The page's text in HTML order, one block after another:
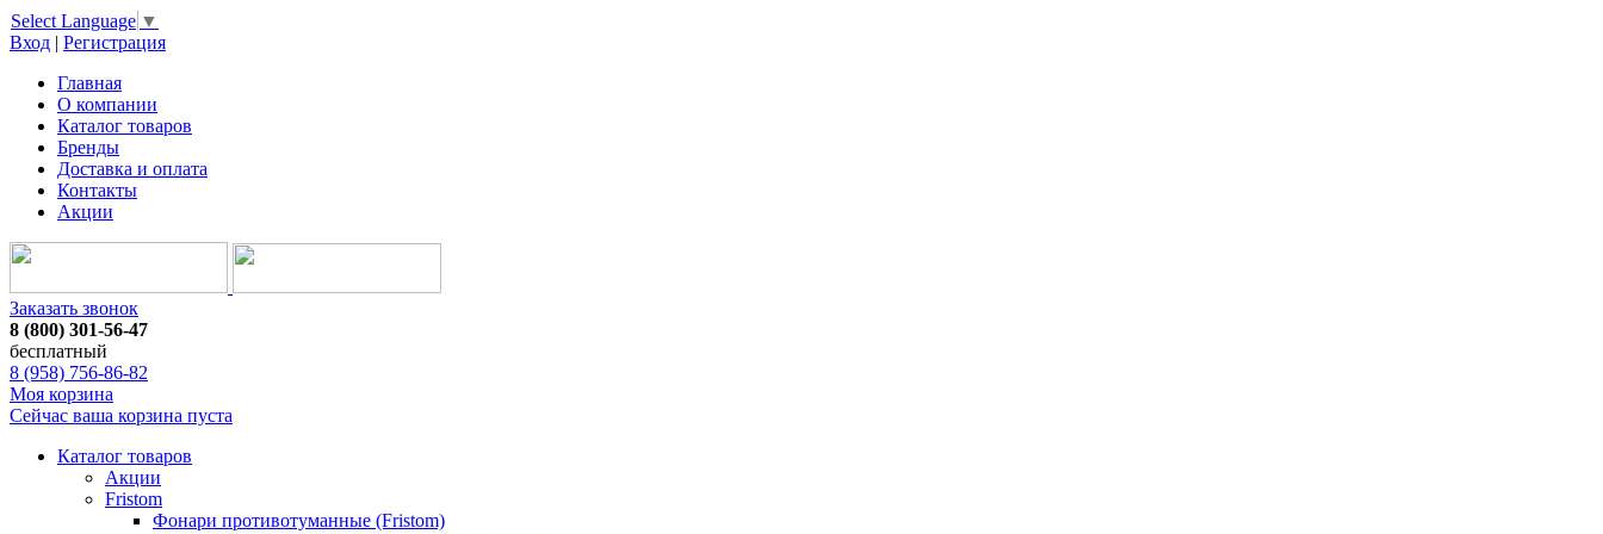
Select Language ▼
Вход | Регистрация
Главная
О компании
Каталог товаров
Бренды
Доставка и оплата
Контакты
Акции
Заказать звонок
8 (800) 301-56-47
бесплатный
8 (958) 756-86-82
Моя корзина
Сейчас ваша корзина пуста
Каталог товаров
Акции
Fristom
Фонари противотуманные (Fristom)